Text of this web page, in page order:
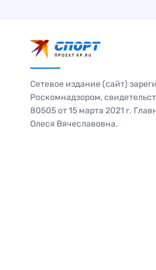
Сетевое издание (сайт)
Роскомнадзором,
80505 от 15 марта 2021 г.
Олеся Вячеславовна.